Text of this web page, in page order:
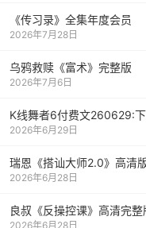
《传习录》全集年度会员
2026年7月28日
乌鸦救赎《富术》完整版
2026年7月6日
K线舞者6付费文260629:
2026年6月29日
瑞恩《搭讪大师2.0》高清
2026年6月28日
良叔《反操控课》高清完
2026年6月28日